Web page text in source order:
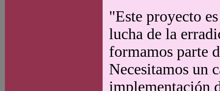
"Este proyecto
lucha de la
formamos parte
Necesitamos un
implementación